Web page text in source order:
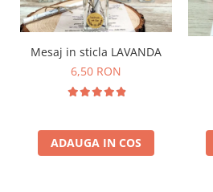
Mesaj in sticla LAVANDA
6,50 RON
ADAUGA IN COS